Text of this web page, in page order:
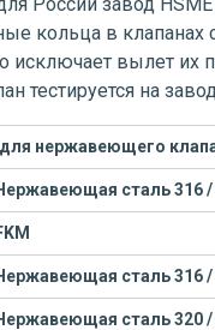
кольца в клапанах
исключает вылет их
тестируется на
нержавеющего
сталь 316 /
сталь 316 /
сталь 320 /